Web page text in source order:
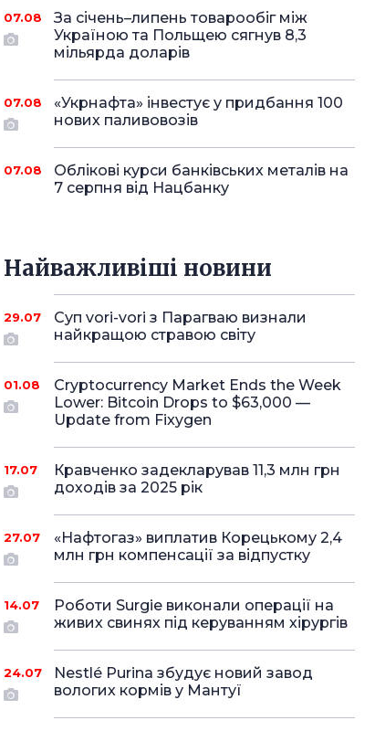
07.08
За січень–липень товарообіг між
Україною та Польщею сягнув 8,3
мільярда доларів
07.08
«Укрнафта» інвестує у придбання 100
нових паливовозів
07.08
Облікові курси банківських металів на
7 серпня від Нацбанку
Найважливіші новини
29.07
Суп vori-vori з Парагваю визнали
найкращою стравою світу
01.08
Cryptocurrency Market Ends the Week
Lower: Bitcoin Drops to $63,000 —
Update from Fixygen
17.07
Кравченко задекларував 11,3 млн грн
доходів за 2025 рік
27.07
«Нафтогаз» виплатив Корецькому 2,4
млн грн компенсації за відпустку
14.07
Роботи Surgie виконали операції на
живих свинях під керуванням хірургів
24.07
Nestlé Purina збудує новий завод
вологих кормів у Мантуї